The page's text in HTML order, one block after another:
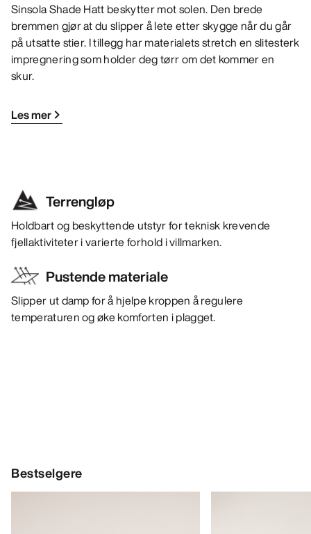
Sinsola Shade Hatt beskytter mot solen. Den brede
bremmen gjør at du slipper å lete etter skygge når du går
på utsatte stier. I tillegg har materialets stretch en slitesterk
impregnering som holder deg tørr om det kommer en
skur.
Les mer
Terrengløp
Holdbart og beskyttende utstyr for teknisk krevende
fjellaktiviteter i varierte forhold i villmarken.
Pustende materiale
Slipper ut damp for å hjelpe kroppen å regulere
temperaturen og øke komforten i plagget.
Bestselgere